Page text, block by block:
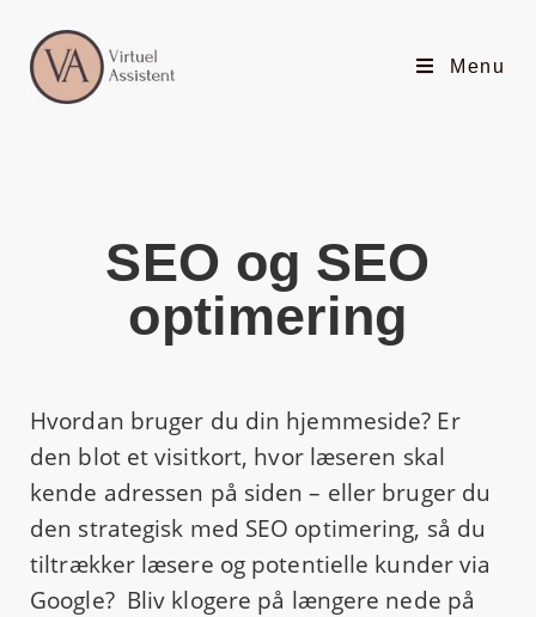
Menu
SEO og SEO
optimering
Hvordan bruger du din hjemmeside? Er
den blot et visitkort, hvor læseren skal
kende adressen på siden – eller bruger du
den strategisk med SEO optimering, så du
tiltrækker læsere og potentielle kunder via
Google? Bliv klogere på længere nede på